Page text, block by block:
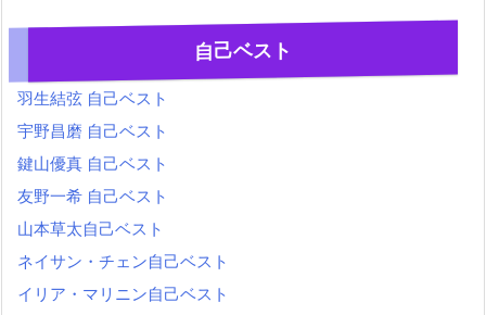
自己ベスト
羽生結弦 自己ベスト
宇野昌磨 自己ベスト
鍵山優真 自己ベスト
友野一希 自己ベスト
山本草太自己ベスト
ネイサン・チェン自己ベスト
イリア・マリニン自己ベスト